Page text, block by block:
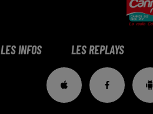
LES INFOS LES REPLAYS